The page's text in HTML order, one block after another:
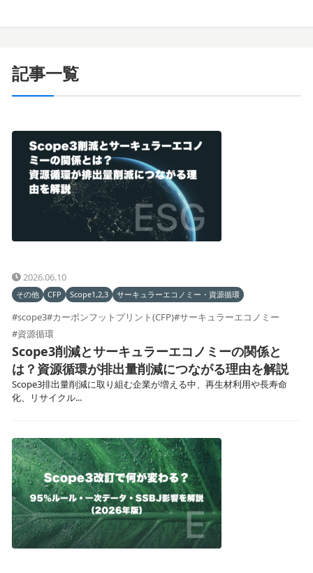
記事一覧
2026.06.10
その他 CFP Scope1,2,3 サーキュラーエコノミー・資源循環
#scope3#カーボンフットプリント(CFP)#サーキュラーエコノミー
#資源循環
Scope3削減とサーキュラーエコノミーの関係と
は？資源循環が排出量削減につながる理由を解説
Scope3排出量削減に取り組む企業が増える中、再生材利用や長寿命
化、リサイクル...